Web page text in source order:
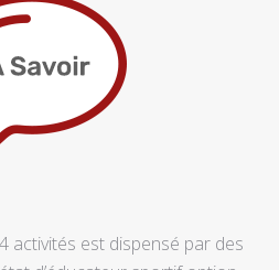
activités est dispensé par des